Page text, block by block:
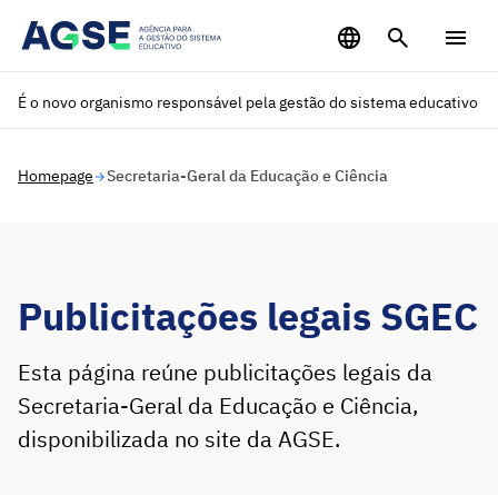
É o novo organismo responsável pela gestão do sistema educativo
Homepage Secretaria-Geral da Educação e Ciência
Publicitações legais SGEC
Esta página reúne publicitações legais da
Secretaria-Geral da Educação e Ciência,
disponibilizada no site da AGSE.